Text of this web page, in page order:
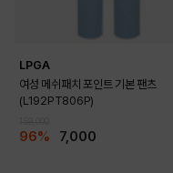
LPGA
여성 메쉬패치 포인트 기본 팬츠
(L192PT806P)
96% 7,000